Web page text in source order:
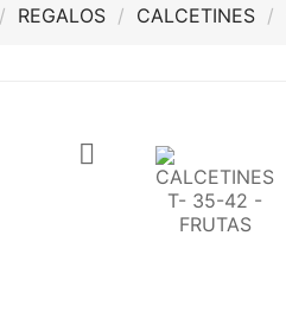
REGALOS CALCETINES
